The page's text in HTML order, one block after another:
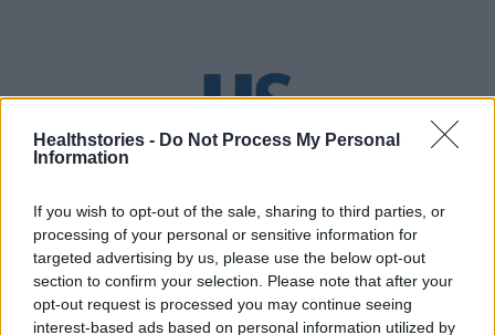
Healthstories - Do Not Process My Personal
Information
If you wish to opt-out of the sale, sharing to third parties, or
processing of your personal or sensitive information for
targeted advertising by us, please use the below opt-out
section to confirm your selection. Please note that after your
opt-out request is processed you may continue seeing
interest-based ads based on personal information utilized by